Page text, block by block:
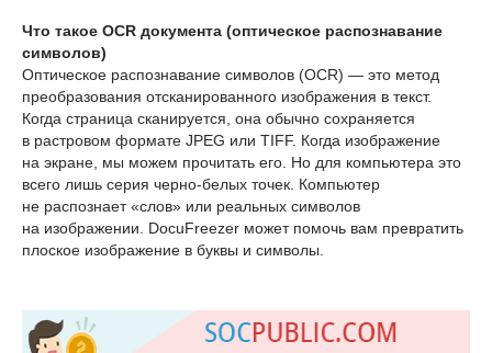
Что такое OCR документа (оптическое распознавание
символов)
Оптическое распознавание символов (OCR) — это метод
преобразования отсканированного изображения в текст.
Когда страница сканируется, она обычно сохраняется
в растровом формате JPEG или TIFF. Когда изображение
на экране, мы можем прочитать его. Но для компьютера это
всего лишь серия черно-белых точек. Компьютер
не распознает «слов» или реальных символов
на изображении. DocuFreezer может помочь вам превратить
плоское изображение в буквы и символы.